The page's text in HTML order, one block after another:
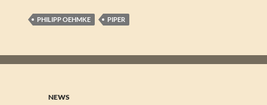
PHILIPP OEHMKE PIPER
NEWS